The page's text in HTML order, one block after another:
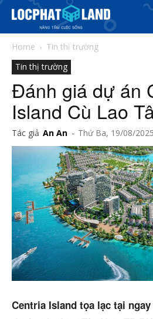
Search
5/5(1 Review)
Phiên bản cập
& tìm kiếm nhanh chóng hơn
Trang chủ
Dự án
Home
Tin thị trường
Tin thị trường
Đánh giá dự án
Island Cù Lao
Tác giả An An - Thứ Ba, 19/08/2025
Centria Island tọa lạc tại ngay